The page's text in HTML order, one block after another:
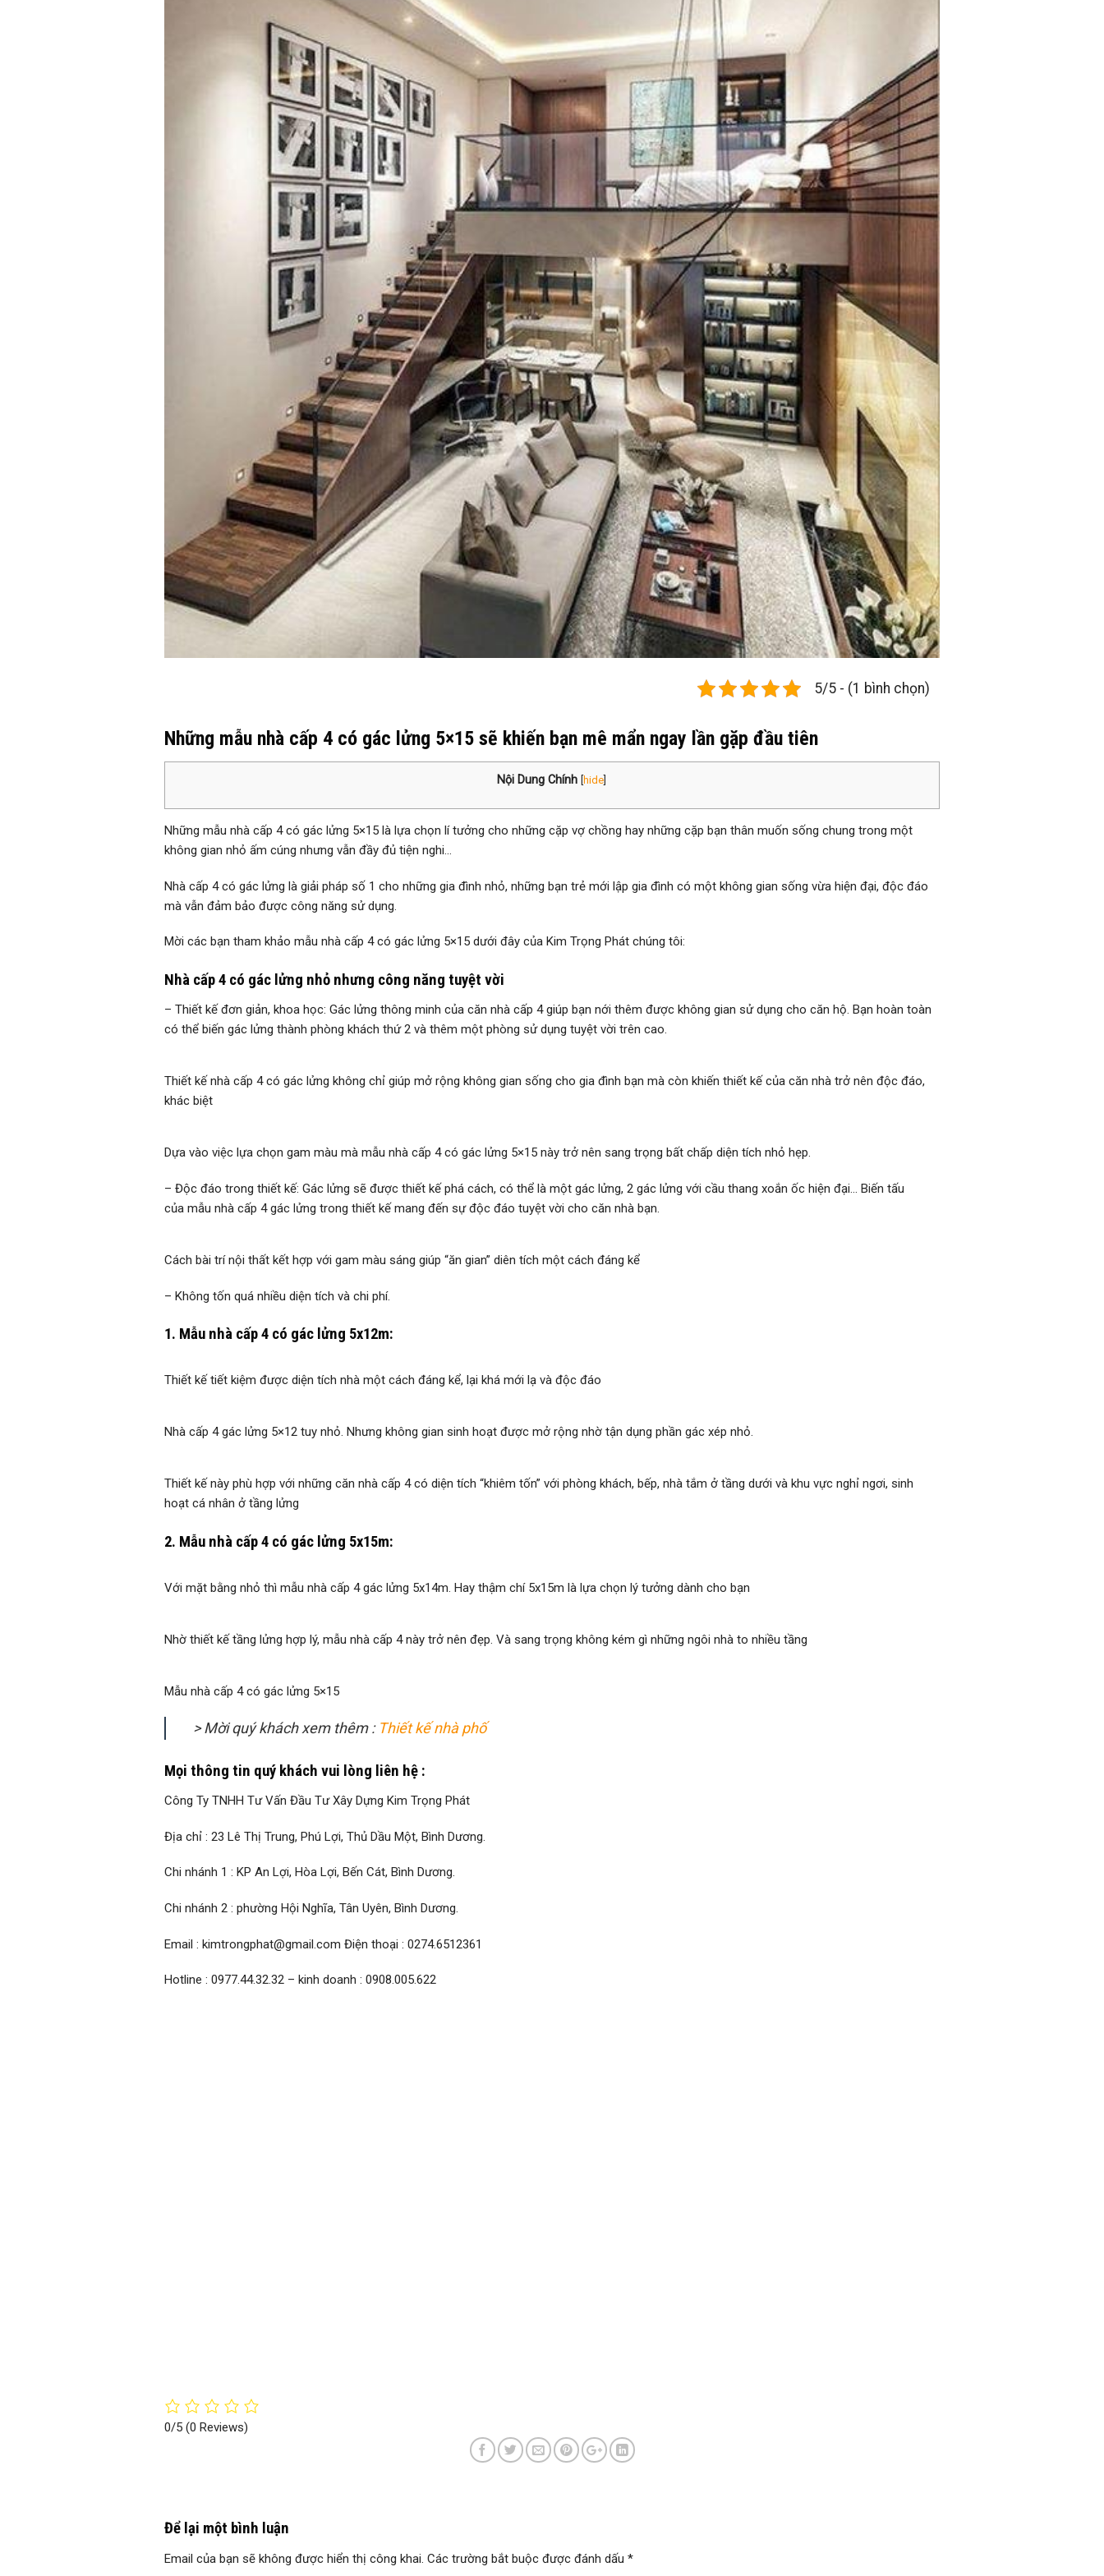
5/5 - (1 bình chọn)
Những mẫu nhà cấp 4 có gác lửng 5×15 sẽ khiến bạn mê mẩn ngay lần gặp đầu tiên
Nội Dung Chính hide
Những mẫu nhà cấp 4 có gác lửng 5×15 là lựa chọn lí tưởng cho những cặp vợ chồng hay những cặp bạn thân muốn sống chung trong một
không gian nhỏ ấm cúng nhưng vẫn đầy đủ tiện nghi…
Nhà cấp 4 có gác lửng là giải pháp số 1 cho những gia đình nhỏ, những bạn trẻ mới lập gia đình có một không gian sống vừa hiện đại, độc đáo
mà vẫn đảm bảo được công năng sử dụng.
Mời các bạn tham khảo mẫu nhà cấp 4 có gác lửng 5×15 dưới đây của Kim Trọng Phát chúng tôi:
Nhà cấp 4 có gác lửng nhỏ nhưng công năng tuyệt vời
– Thiết kế đơn giản, khoa học: Gác lửng thông minh của căn nhà cấp 4 giúp bạn nới thêm được không gian sử dụng cho căn hộ. Bạn hoàn toàn
có thể biến gác lửng thành phòng khách thứ 2 và thêm một phòng sử dụng tuyệt vời trên cao.
Thiết kế nhà cấp 4 có gác lửng không chỉ giúp mở rộng không gian sống cho gia đình bạn mà còn khiến thiết kế của căn nhà trở nên độc đáo,
khác biệt
Dựa vào việc lựa chọn gam màu mà mẫu nhà cấp 4 có gác lửng 5×15 này trở nên sang trọng bất chấp diện tích nhỏ hẹp.
– Độc đáo trong thiết kế: Gác lửng sẽ được thiết kế phá cách, có thể là một gác lửng, 2 gác lửng với cầu thang xoắn ốc hiện đại… Biến tấu
của mẫu nhà cấp 4 gác lửng trong thiết kế mang đến sự độc đáo tuyệt vời cho căn nhà bạn.
Cách bài trí nội thất kết hợp với gam màu sáng giúp “ăn gian” diên tích một cách đáng kể
– Không tốn quá nhiều diện tích và chi phí.
1. Mẫu nhà cấp 4 có gác lửng 5x12m:
Thiết kế tiết kiệm được diện tích nhà một cách đáng kể, lại khá mới lạ và độc đáo
Nhà cấp 4 gác lửng 5×12 tuy nhỏ. Nhưng không gian sinh hoạt được mở rộng nhờ tận dụng phần gác xép nhỏ.
Thiết kế này phù hợp với những căn nhà cấp 4 có diện tích “khiêm tốn” với phòng khách, bếp, nhà tắm ở tầng dưới và khu vực nghỉ ngơi, sinh
hoạt cá nhân ở tầng lửng
2. Mẫu nhà cấp 4 có gác lửng 5x15m:
Với mặt bằng nhỏ thì mẫu nhà cấp 4 gác lửng 5x14m. Hay thậm chí 5x15m là lựa chọn lý tưởng dành cho bạn
Nhờ thiết kế tầng lửng hợp lý, mẫu nhà cấp 4 này trở nên đẹp. Và sang trọng không kém gì những ngôi nhà to nhiều tầng
Mẫu nhà cấp 4 có gác lửng 5×15
> Mời quý khách xem thêm : Thiết kế nhà phố
Mọi thông tin quý khách vui lòng liên hệ :
Công Ty TNHH Tư Vấn Đầu Tư Xây Dựng Kim Trọng Phát
Địa chỉ : 23 Lê Thị Trung, Phú Lợi, Thủ Dầu Một, Bình Dương.
Chi nhánh 1 : KP An Lợi, Hòa Lợi, Bến Cát, Bình Dương.
Chi nhánh 2 : phường Hội Nghĩa, Tân Uyên, Bình Dương.
Email : kimtrongphat@gmail.com Điện thoại : 0274.6512361
Hotline : 0977.44.32.32 – kinh doanh : 0908.005.622
0/5 (0 Reviews)
Để lại một bình luận
Email của bạn sẽ không được hiển thị công khai. Các trường bắt buộc được đánh dấu *